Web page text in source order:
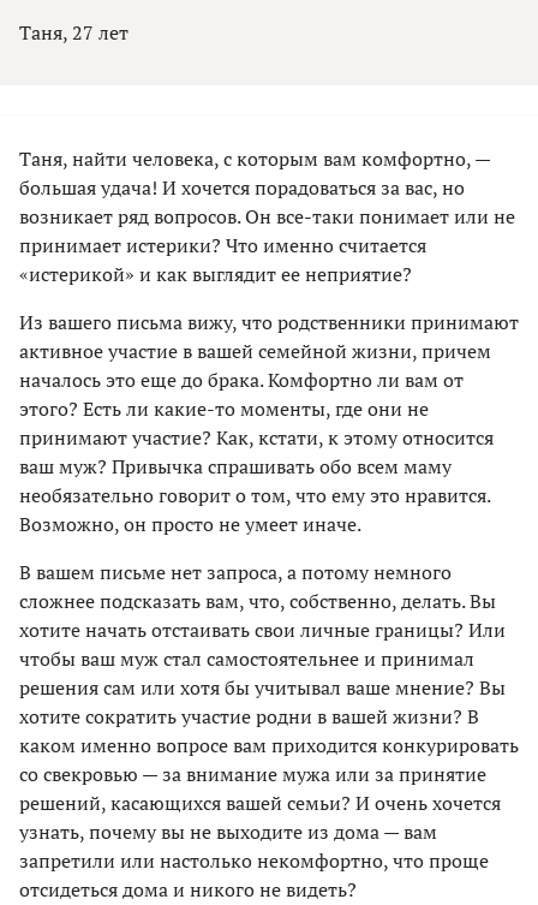
Таня, 27 лет
Таня, найти человека, с которым вам комфортно, —
большая удача! И хочется порадоваться за вас, но
возникает ряд вопросов. Он все-таки понимает или не
принимает истерики? Что именно считается
«истерикой» и как выглядит ее неприятие?
Из вашего письма вижу, что родственники принимают
активное участие в вашей семейной жизни, причем
началось это еще до брака. Комфортно ли вам от
этого? Есть ли какие-то моменты, где они не
принимают участие? Как, кстати, к этому относится
ваш муж? Привычка спрашивать обо всем маму
необязательно говорит о том, что ему это нравится.
Возможно, он просто не умеет иначе.
В вашем письме нет запроса, а потому немного
сложнее подсказать вам, что, собственно, делать. Вы
хотите начать отстаивать свои личные границы? Или
чтобы ваш муж стал самостоятельнее и принимал
решения сам или хотя бы учитывал ваше мнение? Вы
хотите сократить участие родни в вашей жизни? В
каком именно вопросе вам приходится конкурировать
со свекровью — за внимание мужа или за принятие
решений, касающихся вашей семьи? И очень хочется
узнать, почему вы не выходите из дома — вам
запретили или настолько некомфортно, что проще
отсидеться дома и никого не видеть?